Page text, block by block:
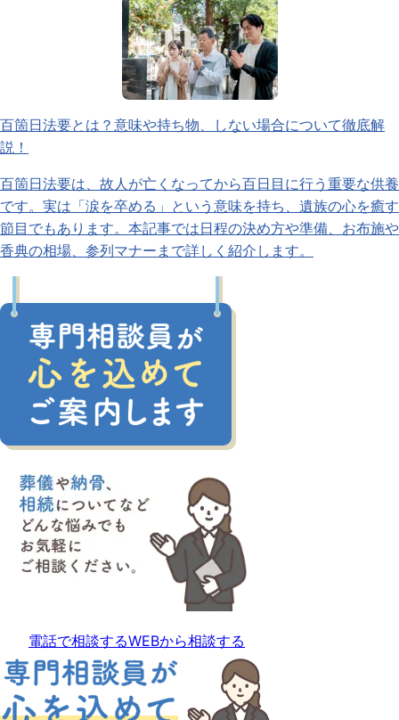
百箇日法要とは？意味や持ち物、しない場合について徹底解
説！
百箇日法要は、故人が亡くなってから百日目に行う重要な供養
です。実は「涙を卒める」という意味を持ち、遺族の心を癒す
節目でもあります。本記事では日程の決め方や準備、お布施や
香典の相場、参列マナーまで詳しく紹介します。
電話で相談するWEBから相談する